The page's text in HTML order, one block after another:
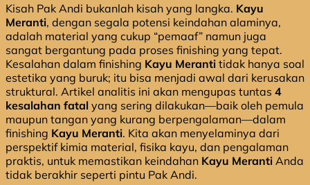
Kisah Pak Andi bukanlah kisah yang langka. Kayu
Meranti, dengan segala potensi keindahan alaminya,
adalah material yang cukup “pemaaf” namun juga
sangat bergantung pada proses finishing yang tepat.
Kesalahan dalam finishing Kayu Meranti tidak hanya soal
estetika yang buruk; itu bisa menjadi awal dari kerusakan
struktural. Artikel analitis ini akan mengupas tuntas 4
kesalahan fatal yang sering dilakukan—baik oleh pemula
maupun tangan yang kurang berpengalaman—dalam
finishing Kayu Meranti. Kita akan menyelaminya dari
perspektif kimia material, fisika kayu, dan pengalaman
praktis, untuk memastikan keindahan Kayu Meranti Anda
tidak berakhir seperti pintu Pak Andi.